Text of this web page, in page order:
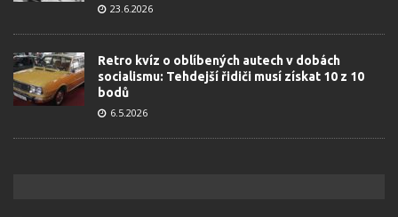
23.6.2026
Retro kvíz o oblíbených autech v dobách
socialismu: Tehdejší řidiči musí získat 10 z 10
bodů
6.5.2026